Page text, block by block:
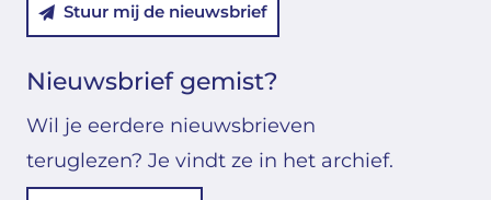
Stuur mij de nieuwsbrief
Nieuwsbrief gemist?
Wil je eerdere nieuwsbrieven
teruglezen? Je vindt ze in het archief.